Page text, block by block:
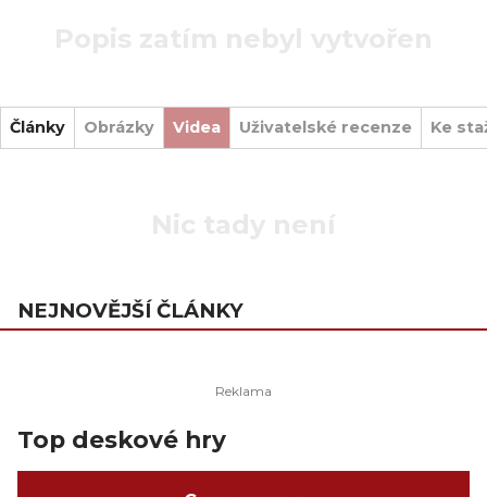
Články Obrázky Videa Uživatelské recenze Ke
NEJNOVĚJŠÍ ČLÁNKY
Top deskové hry